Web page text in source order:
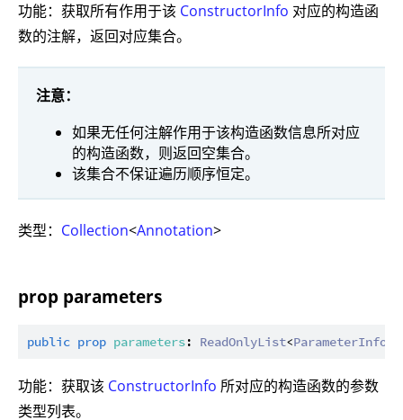
功能：获取所有作用于该 ConstructorInfo 对应的构造函
数的注解，返回对应集合。
注意：
如果无任何注解作用于该构造函数信息所对应
的构造函数，则返回空集合。
该集合不保证遍历顺序恒定。
类型： Collection<Annotation>
prop parameters
public prop parameters: ReadOnlyList<ParameterInfo
功能：获取该 ConstructorInfo 所对应的构造函数的参数
类型列表。